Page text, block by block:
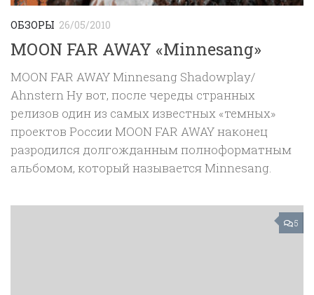
ОБЗОРЫ 26/05/2010
MOON FAR AWAY «Minnesang»
MOON FAR AWAY Minnesang Shadowplay/
Ahnstern Ну вот, после череды странных
релизов один из самых известных «темных»
проектов России MOON FAR AWAY наконец
разродился долгожданным полноформатным
альбомом, который называется Minnesang.
5